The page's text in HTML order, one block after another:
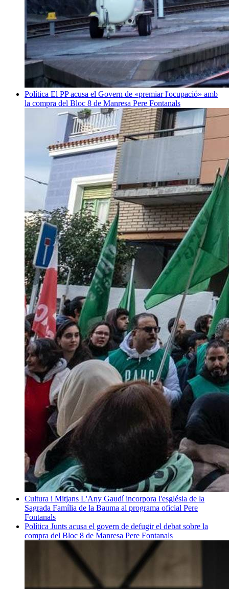
Política El PP acusa el Govern de «premiar l'ocupació» amb
la compra del Bloc 8 de Manresa Pere Fontanals
Cultura i Mitjans L'Any Gaudí incorpora l'església de la
Sagrada Família de la Bauma al programa oficial Pere
Fontanals
Política Junts acusa el govern de defugir el debat sobre la
compra del Bloc 8 de Manresa Pere Fontanals